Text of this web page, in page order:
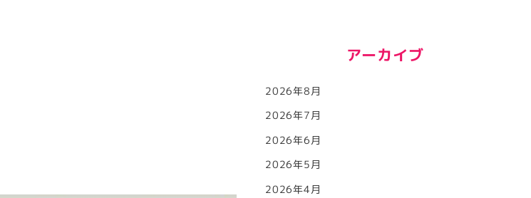
アーカイブ
2026年8月
2026年7月
2026年6月
2026年5月
2026年4月